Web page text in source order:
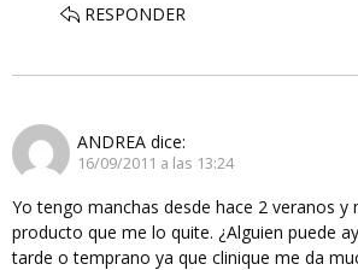
RESPONDER
ANDREA dice:
16/09/2011 a las 13:24
Yo tengo manchas desde hace 2 veranos y
producto que me lo quite. ¿Alguien puede
tarde o temprano ya que clinique me da